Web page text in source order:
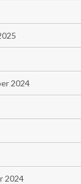
2024
2024